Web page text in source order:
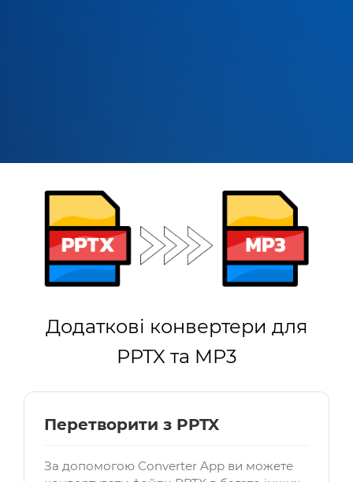
Додаткові конвертери для
PPTX та MP3
Перетворити з PPTX
За допомогою Converter App ви можете